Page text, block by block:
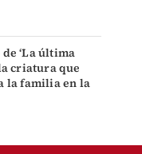
‘La última
la criatura que
la familia en la